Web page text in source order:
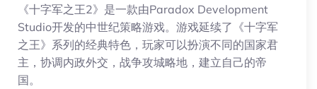
《十字军之王2》是一款由Paradox Development
Studio开发的中世纪策略游戏。游戏延续了《十字军
之王》系列的经典特色，玩家可以扮演不同的国家君
主，协调内政外交，战争攻城略地，建立自己的帝
国。